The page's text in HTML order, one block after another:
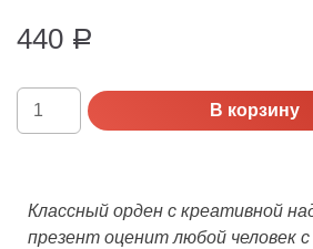
440 Р
Количество
Орден
замужестве
В корзину
Классный орден с креативной
презент оценит любой человек